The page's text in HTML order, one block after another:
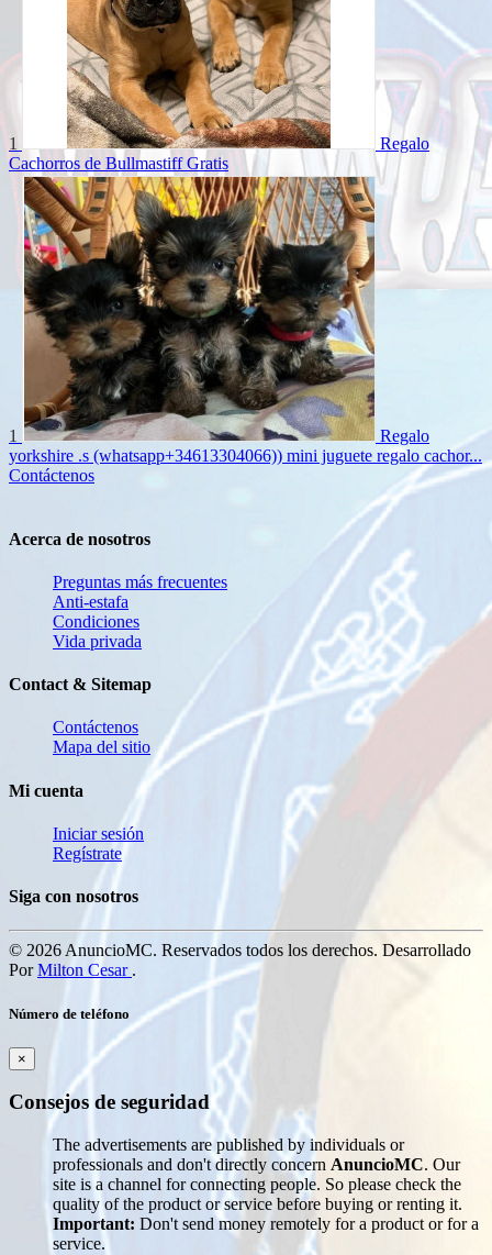
1
Regalo
Cachorros de Bullmastiff Gratis
1
Regalo
yorkshire .s (whatsapp+34613304066)) mini juguete regalo cachor...
Contáctenos
Acerca de nosotros
Preguntas más frecuentes
Anti-estafa
Condiciones
Vida privada
Contact & Sitemap
Contáctenos
Mapa del sitio
Mi cuenta
Iniciar sesión
Regístrate
Siga con nosotros
© 2026 AnuncioMC. Reservados todos los derechos. Desarrollado
PorMilton Cesar .
Número de teléfono
×
Consejos de seguridad
The advertisements are published by individuals or
professionals and don't directly concern AnuncioMC. Our
site is a channel for connecting people. So please check the
quality of the product or service before buying or renting it.
Important: Don't send money remotely for a product or for a
service.